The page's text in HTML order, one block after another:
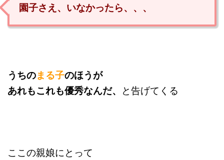
園子さえ、いなかったら、、、
うちのまる子のほうが
あれもこれも優秀なんだ、
と告げてくる
ここの親娘にとって